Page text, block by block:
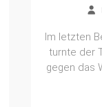
Im letzten
turnte der
gegen das